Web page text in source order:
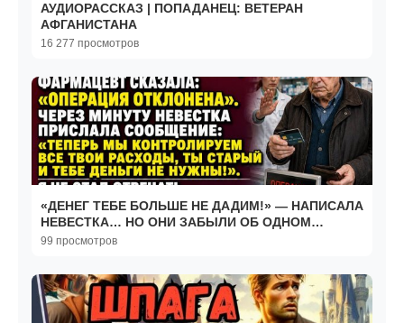
АУДИОРАССКАЗ | ПОПАДАНЕЦ: ВЕТЕРАН
АФГАНИСТАНА
16 277 просмотров
«ДЕНЕГ ТЕБЕ БОЛЬШЕ НЕ ДАДИМ!» — НАПИСАЛА
НЕВЕСТКА… НО ОНИ ЗАБЫЛИ ОБ ОДНОМ
ЧЕЛОВЕКЕ
99 просмотров